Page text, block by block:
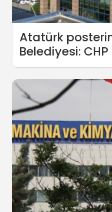
Atatürk
Belediyesi:
yerine fitne